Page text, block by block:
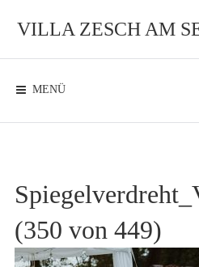
InhaltVILLA ZESCH AM
Ambiente
See MENÜ
(350 von 449)